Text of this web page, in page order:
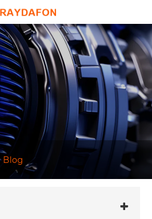
Blog